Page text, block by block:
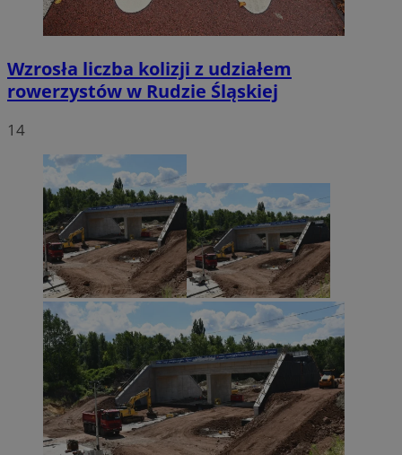
Wzrosła liczba kolizji z udziałem
rowerzystów w Rudzie Śląskiej
14